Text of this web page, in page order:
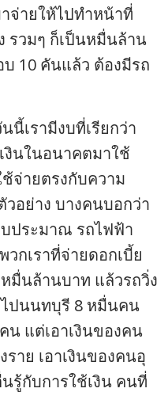
จ่ายให้ไปทำหน้าที่
รวมๆ ก็เป็นหมื่นล้าน
10 คันแล้ว ต้องมีรถ
นี้เรามีงบที่เรียกว่า
งินในอนาคตมาใช้
จ่ายตรงกับความ
อย่าง บางคนบอกว่า
ประมาณ รถไฟฟ้า
วกเราที่จ่ายดอกเบี้ย
มื่นล้านบาท แล้วรถวิ่ง
ปนนทบุรี 8 หมื่นคน
แต่เอาเงินของคน
าย เอาเงินของคนอุ
รู้กับการใช้เงิน คนที่